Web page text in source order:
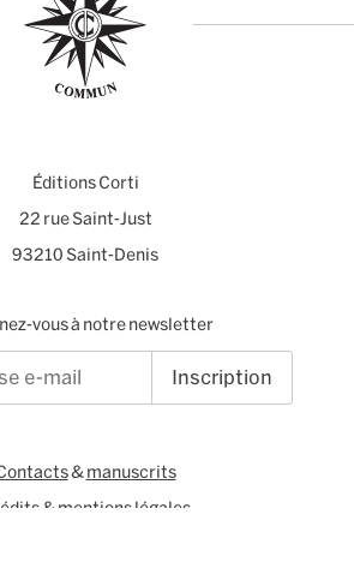
Éditions Corti
22 rue Saint-Just
93210 Saint-Denis
vous à notre newsletter
Inscription
&manuscrits
& mentions légales